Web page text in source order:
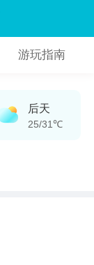
游玩指南
后天
25/31℃